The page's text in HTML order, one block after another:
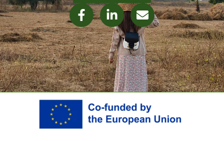
F
a
c
e
b
o
o
k
-
L
i
n
k
e
d
i
n
-
i
E
n
v
e
l
o
p
e